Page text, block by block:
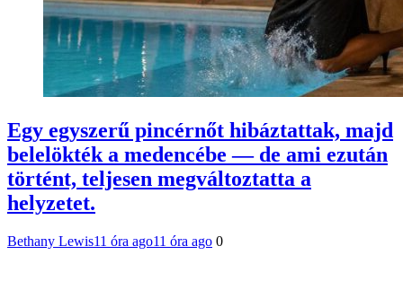
Egy egyszerű pincérnőt hibáztattak, majd
belelökték a medencébe — de ami ezután
történt, teljesen megváltoztatta a
helyzetet.
Bethany Lewis11 óra ago11 óra ago 0